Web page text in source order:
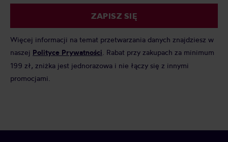
ZAPISZ SIĘ
Więcej informacji na temat przetwarzania danych znajdziesz w
naszej Polityce Prywatności . Rabat przy zakupach za minimum
199 zł, zniżka jest jednorazowa i nie łączy się z innymi
promocjami.